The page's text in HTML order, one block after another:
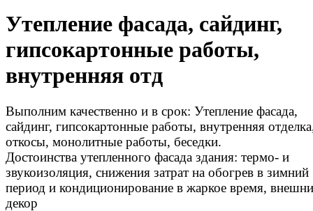
Утепление фасада, сайдинг,
гипсокартонные работы,
внутренняя отд
Выполним качественно и в срок: Утепление фасада,
сайдинг, гипсокартонные работы, внутренняя
откосы, монолитные работы, беседки.
Достоинства утепленного фасада здания: термо- и
звукоизоляция, снижения затрат на обогрев в зимний
период и кондиционирование в жаркое время,
декор